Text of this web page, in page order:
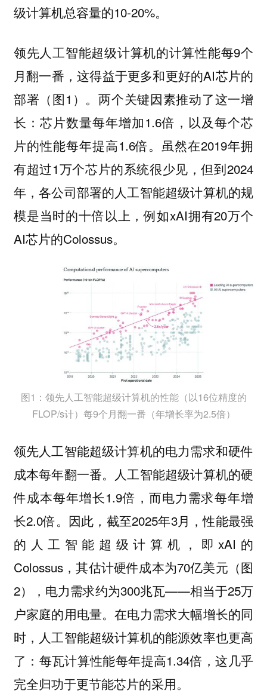
级计算机总容量的10-20%。
领先人工智能超级计算机的计算性能每9个
月翻一番，这得益于更多和更好的AI芯片的
部署（图1）。两个关键因素推动了这一增
长：芯片数量每年增加1.6倍，以及每个芯
片的性能每年提高1.6倍。虽然在2019年拥
有超过1万个芯片的系统很少见，但到2024
年，各公司部署的人工智能超级计算机的规
模是当时的十倍以上，例如xAI拥有20万个
AI芯片的Colossus。
图1：领先人工智能超级计算机的性能（以16位精度的
FLOP/s计）每9个月翻一番（年增长率为2.5倍）
领先人工智能超级计算机的电力需求和硬件
成本每年翻一番。人工智能超级计算机的硬
件成本每年增长1.9倍，而电力需求每年增
长2.0倍。因此，截至2025年3月，性能最强
的人工智能超级计算机，即xAI的
Colossus，其估计硬件成本为70亿美元（图
2），电力需求约为300兆瓦——相当于25万
户家庭的用电量。在电力需求大幅增长的同
时，人工智能超级计算机的能源效率也更高
了：每瓦计算性能每年提高1.34倍，这几乎
完全归功于更节能芯片的采用。